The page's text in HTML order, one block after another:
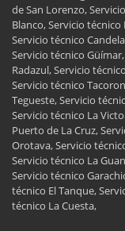
de San Lorenzo,
Blanco, Servicio técnico
Servicio técnico
Servicio técnico
Radazul, Servicio
Servicio técnico
Tegueste, Servicio
Servicio técnico La
Puerto de La Cruz,
Orotava, Servicio
Servicio técnico La
Servicio técnico
técnico El Tanque,
técnico La Cuesta,